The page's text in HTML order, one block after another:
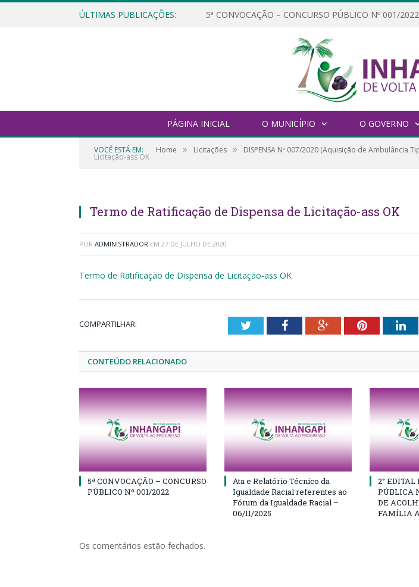
ÚLTIMAS PUBLICAÇÕES: 5ª CONVOCAÇÃO – CONCURSO PÚBLICO Nº 001/2022
PÁGINA INICIAL O MUNICÍPIO O GOVERNO
VOCÊ ESTÁ EM: Home » Licitações » DISPENSA Nº 007/2020 (Aquisição de Ambulância
Licitação-ass OK
Termo de Ratificação de Dispensa de Licitação-ass OK
POR ADMINISTRADOR EM 27 DE JULHO DE 2020
Termo de Ratificação de Dispensa de Licitação-ass OK
COMPARTILHAR: TwitterFacebookGoogle+Pinterest
CONTEÚDO RELACIONADO
5ª CONVOCAÇÃO – CONCURSO
PÚBLICO Nº 001/2022
Ata e Relatório Técnico da
Igualdade Racial referentes ao
Fórum da Igualdade Racial –
06/11/2025
2°
PÚBLICA
DE
FAMÍLIA
Os comentários estão fechados.